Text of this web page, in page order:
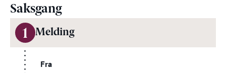
Saksgang
1 Melding
Fra